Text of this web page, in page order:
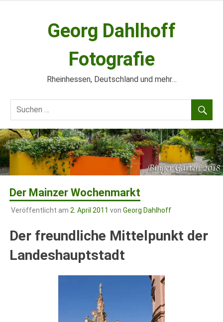
Georg Dahlhoff
Fotografie
Rheinhessen, Deutschland und mehr…
Der Mainzer Wochenmarkt
Veröffentlicht am 2. April 2011 von Georg Dahlhoff
Der freundliche Mittelpunkt der
Landeshauptstadt